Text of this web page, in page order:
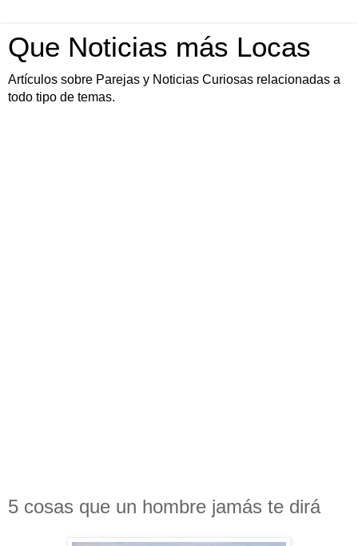
Que Noticias más Locas
Artículos sobre Parejas y Noticias Curiosas relacionadas a
todo tipo de temas.
5 cosas que un hombre jamás te dirá